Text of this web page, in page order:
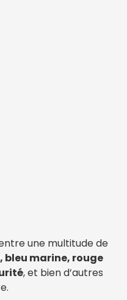
une multitude de
bleu marine, rouge
, et bien d’autres